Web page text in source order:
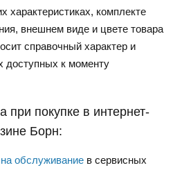
характеристиках, комплекте
внешнем виде и цвете товара
справочный характер и
доступных к моменту
покупке в интернет-
Борн:
на обслуживание в сервисных